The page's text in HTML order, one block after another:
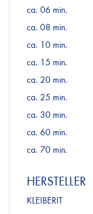
ca. 06 min.
ca. 08 min.
ca. 10 min.
ca. 15 min.
ca. 20 min.
ca. 25 min.
ca. 30 min.
ca. 60 min.
ca. 70 min.
HERSTELLER
KLEIBERIT